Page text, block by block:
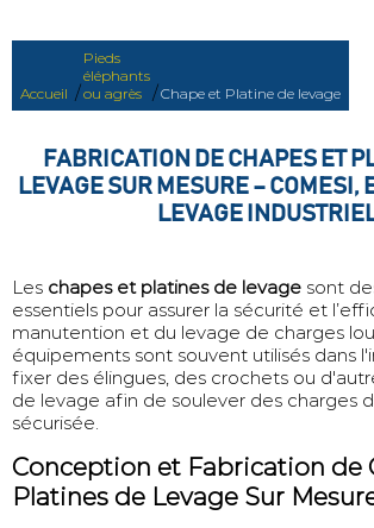
Accueil /
Pieds
éléphants
ou agrès /Chape et Platine de levage
FABRICATION DE CHAPES ET
LEVAGE SUR MESURE – COMESI,
LEVAGE
Les chapes et platines de levage sont
essentiels pour assurer la sécurité et
manutention et du levage de charges
équipements sont souvent utilisés dans
fixer des élingues, des crochets ou
de levage afin de soulever des charges
sécurisée.
Conception et Fabrication de
Platines de Levage Sur